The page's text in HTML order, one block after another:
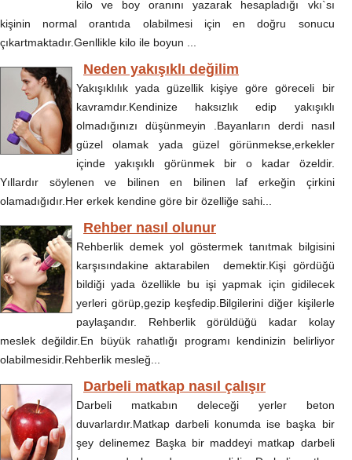
kilo ve boy oranını yazarak hesapladığı vkı`sı
kişinin normal orantıda olabilmesi için en doğru sonucu
çıkartmaktadır.Genllikle kilo ile boyun ...
Neden yakışıklı değilim
Yakışıklılık yada güzellik kişiye göre göreceli bir
kavramdır.Kendinize haksızlık edip yakışıklı
olmadığınızı düşünmeyin .Bayanların derdi nasıl
güzel olamak yada güzel görünmekse,erkekler
içinde yakışıklı görünmek bir o kadar özeldir.
Yıllardır söylenen ve bilinen en bilinen laf erkeğin çirkini
olamadığıdır.Her erkek kendine göre bir özelliğe sahi...
Rehber nasıl olunur
Rehberlik demek yol göstermek tanıtmak bilgisini
karşısındakine aktarabilen demektir.Kişi gördüğü
bildiği yada özellikle bu işi yapmak için gidilecek
yerleri görüp,gezip keşfedip.Bilgilerini diğer kişilerle
paylaşandır. Rehberlik görüldüğü kadar kolay
meslek değildir.En büyük rahatlığı programı kendinizin belirliyor
olabilmesidir.Rehberlik mesleğ...
Darbeli matkap nasıl çalışır
Darbeli matkabın deleceği yerler beton
duvarlardır.Matkap darbeli konumda ise başka bir
şey delinemez Başka bir maddeyi matkap darbeli